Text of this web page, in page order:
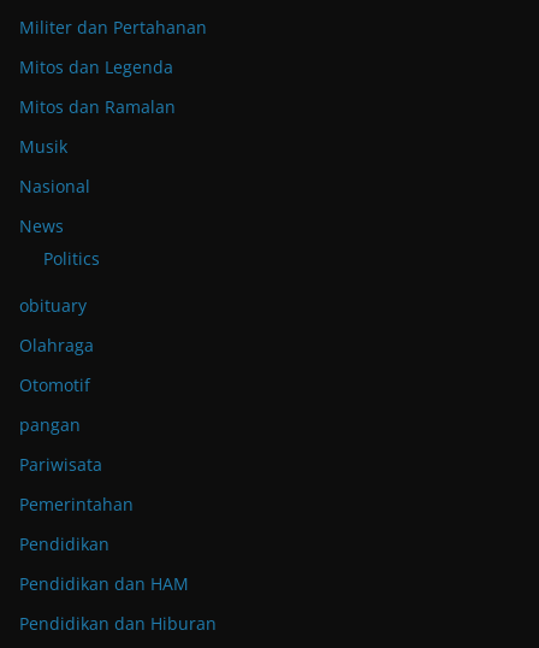
Militer dan Pertahanan
Mitos dan Legenda
Mitos dan Ramalan
Musik
Nasional
News
Politics
obituary
Olahraga
Otomotif
pangan
Pariwisata
Pemerintahan
Pendidikan
Pendidikan dan HAM
Pendidikan dan Hiburan